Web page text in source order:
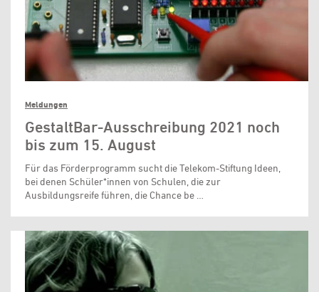
Meldungen
GestaltBar-Ausschreibung 2021 noch
bis zum 15. August
Für das Förderprogramm sucht die Telekom-Stiftung Ideen,
bei denen Schüler*innen von Schulen, die zur
Ausbildungsreife führen, die Chance be …